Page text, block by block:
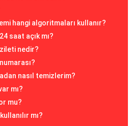
hangi algoritmaları kullanır?
saat açık mı?
nedir?
nasıl temizlerim?
mı?
mu?
mı?